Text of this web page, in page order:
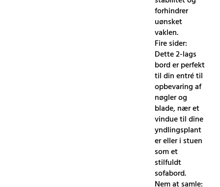
forhindrer
uønsket
vaklen.
Fire sider:
Dette 2-lags
bord er perfekt
til din entré til
opbevaring af
nøgler og
blade, nær et
vindue til dine
yndlingsplant
er eller i stuen
som et
stilfuldt
sofabord.